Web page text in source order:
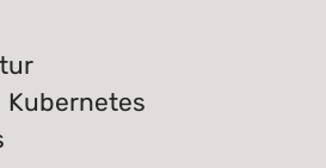
Kubernetes